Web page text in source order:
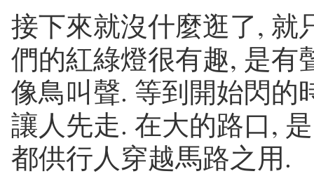
接下來就沒什麼逛了, 就
們的紅綠燈很有趣, 是有
像鳥叫聲. 等到開始閃的
讓人先走. 在大的路口,
都供行人穿越馬路之用.